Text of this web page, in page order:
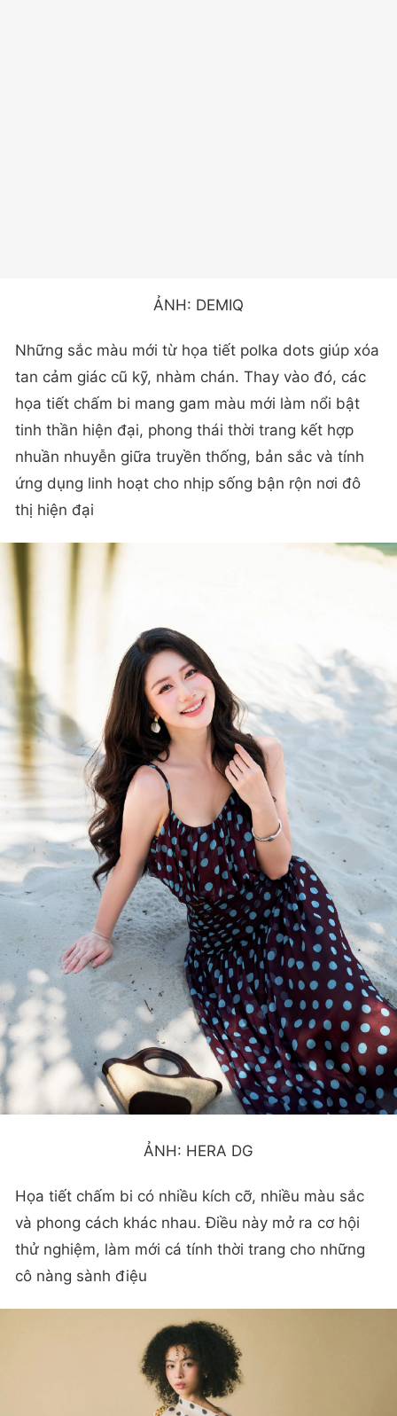
ẢNH: DEMIQ
Những sắc màu mới từ họa tiết polka dots giúp xóa
tan cảm giác cũ kỹ, nhàm chán. Thay vào đó, các
họa tiết chấm bi mang gam màu mới làm nổi bật
tinh thần hiện đại, phong thái thời trang kết hợp
nhuần nhuyễn giữa truyền thống, bản sắc và tính
ứng dụng linh hoạt cho nhịp sống bận rộn nơi đô
thị hiện đại
ẢNH: HERA DG
Họa tiết chấm bi có nhiều kích cỡ, nhiều màu sắc
và phong cách khác nhau. Điều này mở ra cơ hội
thử nghiệm, làm mới cá tính thời trang cho những
cô nàng sành điệu